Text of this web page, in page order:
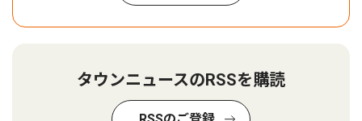
タウンニュースのRSSを購読